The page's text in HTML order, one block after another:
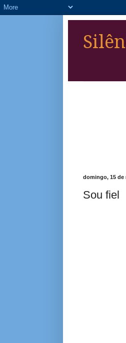
domingo, 15 de
Sou fiel